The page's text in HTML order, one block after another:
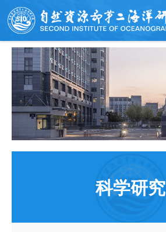
科学研究